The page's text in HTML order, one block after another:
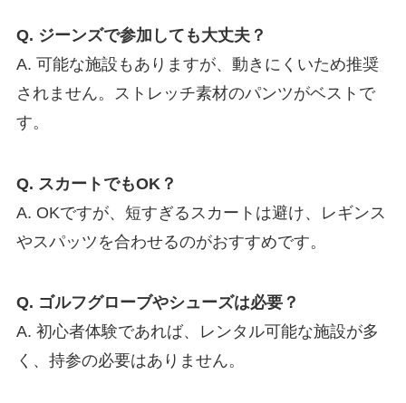
Q. ジーンズで参加しても大丈夫？
A. 可能な施設もありますが、動きにくいため推奨
されません。ストレッチ素材のパンツがベストで
す。
Q. スカートでもOK？
A. OKですが、短すぎるスカートは避け、レギンス
やスパッツを合わせるのがおすすめです。
Q. ゴルフグローブやシューズは必要？
A. 初心者体験であれば、レンタル可能な施設が多
く、持参の必要はありません。